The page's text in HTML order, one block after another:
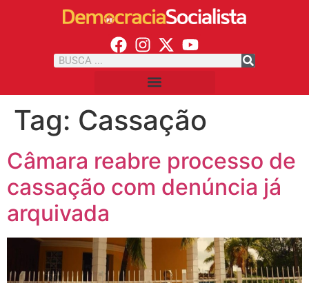
Tag: Cassação
Câmara reabre processo de
cassação com denúncia já
arquivada